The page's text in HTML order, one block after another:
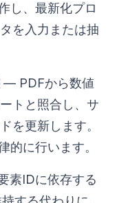
し、最新化プロ
を入力または抽
— PDFから数値
トと照合し、サ
を更新します。
的に行います。
素IDに依存する